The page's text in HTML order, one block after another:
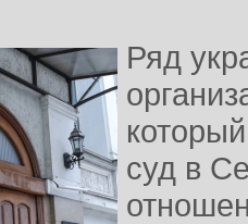
Ряд
суд в